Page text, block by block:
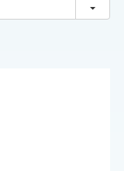
切換